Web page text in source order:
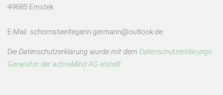
49685 Emstek
E-Mail: schornsteinfegerin.germann@outlook.de
Die Datenschutzerklärung wurde mit dem Datenschutzerklärungs-
Generator der activeMind AG erstellt.